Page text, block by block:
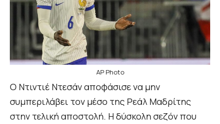
AP Photo
Ο Ντιντιέ Ντεσάν αποφάσισε να μην
συμπεριλάβει τον μέσο της Ρεάλ Μαδρίτης
στην τελική αποστολή. Η δύσκολη σεζόν που